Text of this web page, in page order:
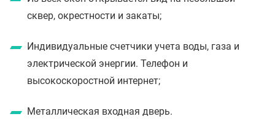
сквер, окрестности и закаты;
Индивидуальные счетчики учета воды, газа и
электрической энергии. Телефон и
высокоскоростной интернет;
Металлическая входная дверь.